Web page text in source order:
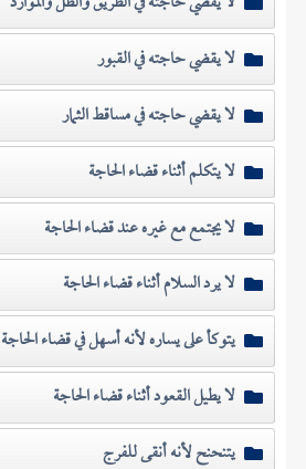
لا يقضي حاجته في القبور
لا يقضي حاجته في مساقط الثمار
لا يتكلم أثناء قضاء الحاجة
لا يجتمع مع غيره عند قضاء الحاجة
لا يرد السلام أثناء قضاء الحاجة
يتوكأ على يساره لأنه أسهل في قضاء الحاجة
لا يطيل القعود أثناء قضاء الحاجة
يتنحنح لأنه أنقى للفرج